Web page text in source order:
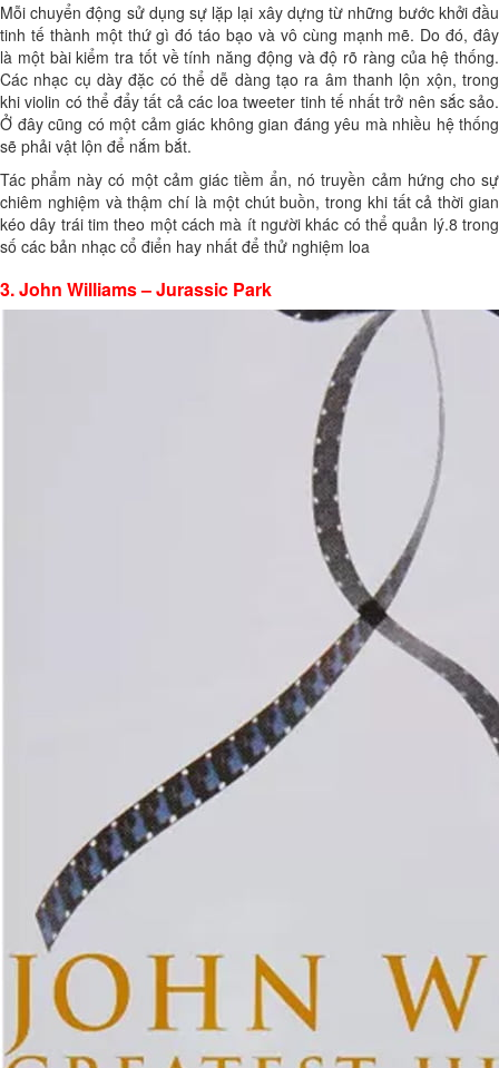
Mỗi chuyển động sử dụng sự lặp lại xây dựng từ những bước khởi đầu
tinh tế thành một thứ gì đó táo bạo và vô cùng mạnh mẽ. Do đó, đây
là một bài kiểm tra tốt về tính năng động và độ rõ ràng của hệ thống.
Các nhạc cụ dày đặc có thể dễ dàng tạo ra âm thanh lộn xộn, trong
khi violin có thể đẩy tất cả các loa tweeter tinh tế nhất trở nên sắc sảo.
Ở đây cũng có một cảm giác không gian đáng yêu mà nhiều hệ thống
sẽ phải vật lộn để nắm bắt.
Tác phẩm này có một cảm giác tiềm ẩn, nó truyền cảm hứng cho sự
chiêm nghiệm và thậm chí là một chút buồn, trong khi tất cả thời gian
kéo dây trái tim theo một cách mà ít người khác có thể quản lý.8 trong
số các bản nhạc cổ điển hay nhất để thử nghiệm loa
3. John Williams – Jurassic Park